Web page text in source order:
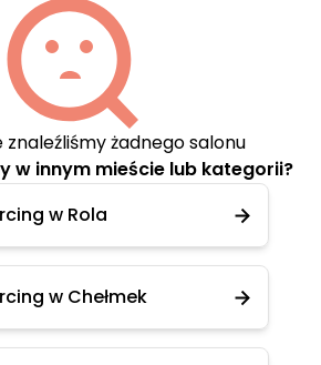
znaleźliśmy żadnego salonu
w innym mieście lub kategorii?
w Rola
w Chełmek